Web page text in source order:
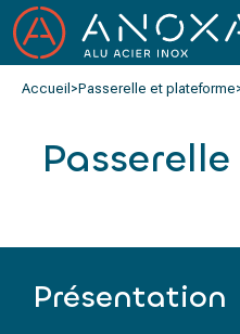
FERMETURE ESTIVALE
Accueil >Passerelle et plateforme
Présentation